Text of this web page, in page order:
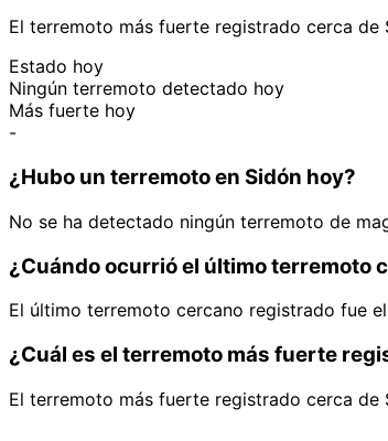
El terremoto más fuerte registrado cerca de
Estado hoy
Ningún terremoto detectado hoy
Más fuerte hoy
-
¿Hubo un terremoto en Sidón hoy?
No se ha detectado ningún terremoto de
¿Cuándo ocurrió el último terremoto
El último terremoto cercano registrado fue
¿Cuál es el terremoto más fuerte
El terremoto más fuerte registrado cerca de